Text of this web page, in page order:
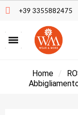
+39 3355882475
Home